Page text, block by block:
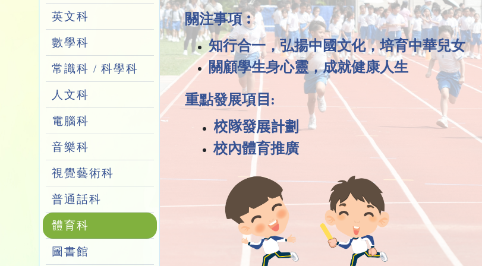
英文科
數學科
常識科 / 科學科
人文科
電腦科
音樂科
視覺藝術科
普通話科
體育科
圖書館
關注事項︰
知行合一，弘揚中國文化，培育中華兒女
關顧學生身心靈，成就健康人生
重點發展項目:
校隊發展計劃
校內體育推廣